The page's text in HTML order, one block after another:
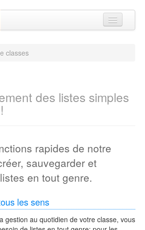
classes
des listes simples
rapides de notre
sauvegarder et
en tout genre.
les sens
gestion au quotidien de votre classe, vous